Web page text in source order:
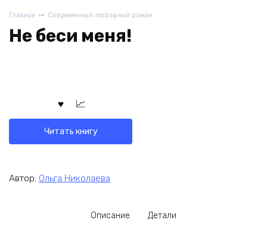
Главная Современный любовный роман
Не беси меня!
Читать книгу
Автор: Ольга Николаева
Описание Детали